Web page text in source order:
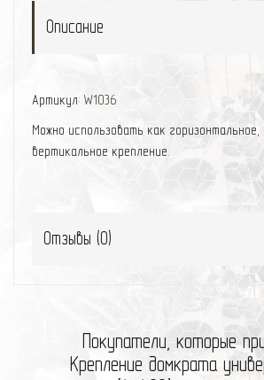
Описание
Артикул: W1036
Можно использовать как
вертикальное крепление.
Отзывы (0)
Покупатели, которые
Крепление домкрата